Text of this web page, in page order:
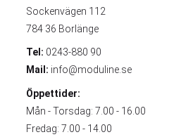
Sockenvägen 112
784 36 Borlänge
Tel: 0243-880 90
Mail: info@moduline.se
Öppettider:
Mån - Torsdag: 7.00 - 16.00
Fredag: 7.00 - 14.00